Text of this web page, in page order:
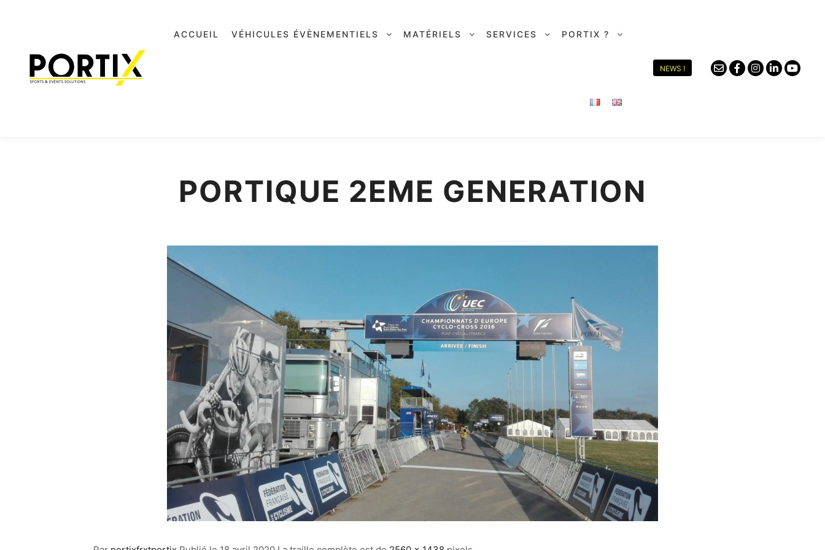
ACCUEIL VÉHICULES ÉVÈNEMENTIELS MATÉRIELS SERVICES PORTIX ?
NEWS !
PORTIQUE 2EME GENERATION